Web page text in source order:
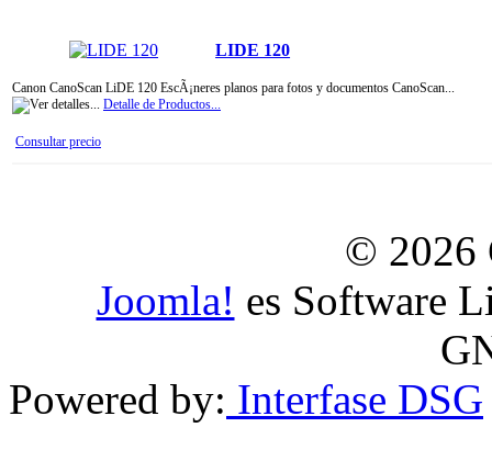
LIDE 120
Canon CanoScan LiDE 120 EscÃ¡neres planos para fotos y documentos CanoScan...
Detalle de Productos...
Consultar precio
© 2026
Joomla! es Software
Powered by: Interfase DSG